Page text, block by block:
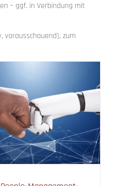
– ggf. in Verbindung mit
zum